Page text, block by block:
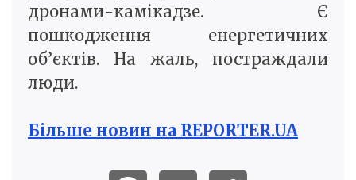
дронами-камікадзе. Є
пошкодження енергетичних
об’єктів. На жаль, постраждали
люди.
Більше новин на REPORTER.UA